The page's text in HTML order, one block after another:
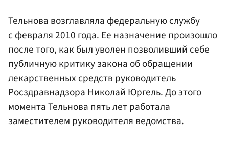
Тельнова возглавляла федеральную службу
с февраля 2010 года. Ее назначение произошло
после того, как был уволен позволивший себе
публичную критику закона об обращении
лекарственных средств руководитель
РосздравнадзораНиколай Юргель. До этого
момента Тельнова пять лет работала
заместителем руководителя ведомства.